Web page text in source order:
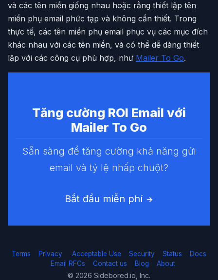
và các tên miền giống nhau hoặc rằng thiết lập tên
miền phụ email phức tạp và không cần thiết. Trong
thực tế, các tên miền phụ email phục vụ các mục đích
khác nhau với các tên miền, và có thể dễ dàng thiết
lập với các công cụ phù hợp, như Mailer To Go.
Tăng cường ROI Email với
Mailer To Go
Sẵn sàng để tăng cường khả năng gửi
email và tỷ lệ nhấp chuột?
Bắt đầu miễn phí
Terms Privacy Acceptable Use Security Status
Docs
Email RFCs
Contact us Blog About
© 2026 Sidebored.io, Inc.